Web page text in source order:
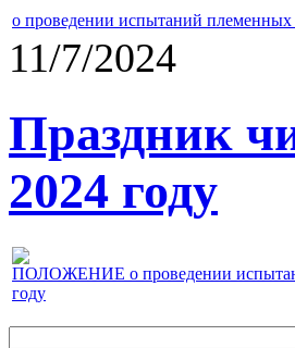
о проведении испытаний племенных
11/7/2024
Праздник
2024 году
ПОЛОЖЕНИЕ о проведении
году